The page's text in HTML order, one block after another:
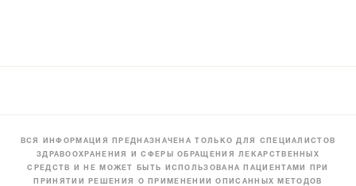
ВСЯ ИНФОРМАЦИЯ ПРЕДНАЗНАЧЕНА ТОЛЬКО ДЛЯ СПЕЦИАЛИСТОВ
ЗДРАВООХРАНЕНИЯ И СФЕРЫ ОБРАЩЕНИЯ ЛЕКАРСТВЕННЫХ
СРЕДСТВ И НЕ МОЖЕТ БЫТЬ ИСПОЛЬЗОВАНА ПАЦИЕНТАМИ ПРИ
ПРИНЯТИИ РЕШЕНИЯ О ПРИМЕНЕНИИ ОПИСАННЫХ МЕТОДОВ